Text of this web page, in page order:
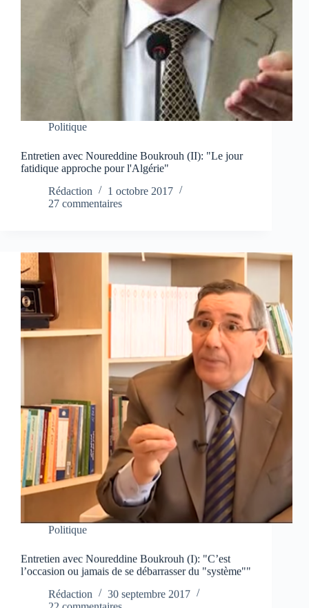
Politique
Entretien avec Noureddine Boukrouh (II): "Le jour
fatidique approche pour l'Algérie"
Rédaction
1 octobre 2017
27 commentaires
Politique
Entretien avec Noureddine Boukrouh (I): "C’est
l’occasion ou jamais de se débarrasser du "système""
Rédaction
30 septembre 2017